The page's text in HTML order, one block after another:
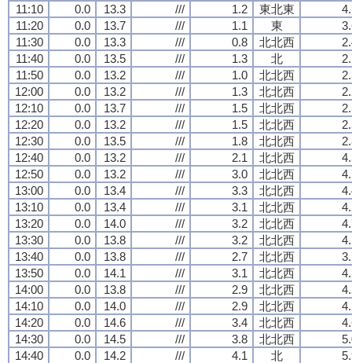
11:10
0.0 13.3 /// 1.2 東北東
11:20
0.0 13.7 /// 1.1 東
11:30
0.0 13.3 /// 0.8 北北西
11:40
0.0 13.5 /// 1.3 北
11:50
0.0 13.2 /// 1.0 北北西
12:00
0.0 13.2 /// 1.3 北北西
12:10
0.0 13.7 /// 1.5 北北西
12:20
0.0 13.2 /// 1.5 北北西
12:30
0.0 13.5 /// 1.8 北北西
12:40
0.0 13.2 /// 2.1 北北西
12:50
0.0 13.2 /// 3.0 北北西
13:00
0.0 13.4 /// 3.3 北北西
13:10
0.0 13.4 /// 3.1 北北西
13:20
0.0 14.0 /// 3.2 北北西
13:30
0.0 13.8 /// 3.2 北北西
13:40
0.0 13.8 /// 2.7 北北西
13:50
0.0 14.1 /// 3.1 北北西
14:00
0.0 13.8 /// 2.9 北北西
14:10
0.0 14.0 /// 2.9 北北西
14:20
0.0 14.6 /// 3.4 北北西
14:30
0.0 14.5 /// 3.8 北北西
14:40
0.0 14.2 /// 4.1 北